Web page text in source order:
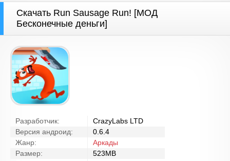
Скачать Run Sausage Run! [МОД
Бесконечные деньги]
Разработчик:
CrazyLabs LTD
Версия андроид:
0.6.4
Жанр:
Аркады
Размер:
523MB